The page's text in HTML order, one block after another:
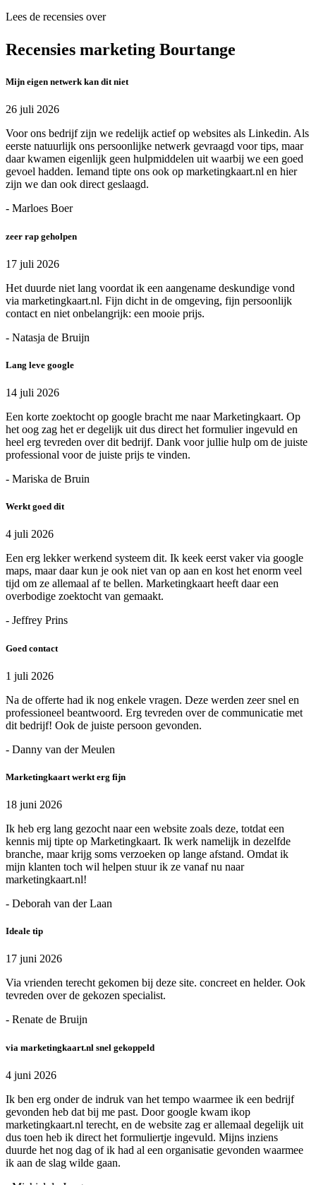
Lees de recensies over
Recensies marketing Bourtange
Mijn eigen netwerk kan dit niet
26 juli 2026
Voor ons bedrijf zijn we redelijk actief op websites als Linkedin. Als
eerste natuurlijk ons persoonlijke netwerk gevraagd voor tips, maar
daar kwamen eigenlijk geen hulpmiddelen uit waarbij we een goed
gevoel hadden. Iemand tipte ons ook op marketingkaart.nl en hier
zijn we dan ook direct geslaagd.
- Marloes Boer
zeer rap geholpen
17 juli 2026
Het duurde niet lang voordat ik een aangename deskundige vond
via marketingkaart.nl. Fijn dicht in de omgeving, fijn persoonlijk
contact en niet onbelangrijk: een mooie prijs.
- Natasja de Bruijn
Lang leve google
14 juli 2026
Een korte zoektocht op google bracht me naar Marketingkaart. Op
het oog zag het er degelijk uit dus direct het formulier ingevuld en
heel erg tevreden over dit bedrijf. Dank voor jullie hulp om de juiste
professional voor de juiste prijs te vinden.
- Mariska de Bruin
Werkt goed dit
4 juli 2026
Een erg lekker werkend systeem dit. Ik keek eerst vaker via google
maps, maar daar kun je ook niet van op aan en kost het enorm veel
tijd om ze allemaal af te bellen. Marketingkaart heeft daar een
overbodige zoektocht van gemaakt.
- Jeffrey Prins
Goed contact
1 juli 2026
Na de offerte had ik nog enkele vragen. Deze werden zeer snel en
professioneel beantwoord. Erg tevreden over de communicatie met
dit bedrijf! Ook de juiste persoon gevonden.
- Danny van der Meulen
Marketingkaart werkt erg fijn
18 juni 2026
Ik heb erg lang gezocht naar een website zoals deze, totdat een
kennis mij tipte op Marketingkaart. Ik werk namelijk in dezelfde
branche, maar krijg soms verzoeken op lange afstand. Omdat ik
mijn klanten toch wil helpen stuur ik ze vanaf nu naar
marketingkaart.nl!
- Deborah van der Laan
Ideale tip
17 juni 2026
Via vrienden terecht gekomen bij deze site. concreet en helder. Ook
tevreden over de gekozen specialist.
- Renate de Bruijn
via marketingkaart.nl snel gekoppeld
4 juni 2026
Ik ben erg onder de indruk van het tempo waarmee ik een bedrijf
gevonden heb dat bij me past. Door google kwam ikop
marketingkaart.nl terecht, en de website zag er allemaal degelijk uit
dus toen heb ik direct het formuliertje ingevuld. Mijns inziens
duurde het nog dag of ik had al een organisatie gevonden waarmee
ik aan de slag wilde gaan.